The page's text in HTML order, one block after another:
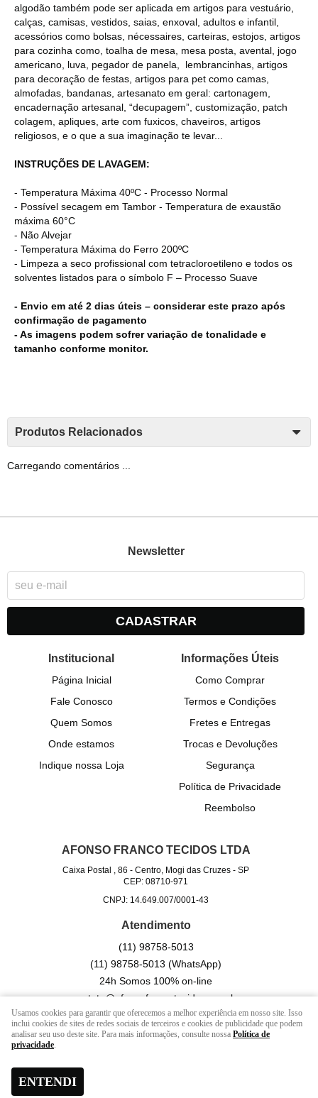
algodão também pode ser aplicada em artigos para vestuário,
calças, camisas, vestidos, saias, enxoval, adultos e infantil,
acessórios como bolsas, nécessaires, carteiras, estojos, artigos
para cozinha como, toalha de mesa, mesa posta, avental, jogo
americano, luva, pegador de panela, lembrancinhas, artigos
para decoração de festas, artigos para pet como camas,
almofadas, bandanas, artesanato em geral: cartonagem,
encadernação artesanal, “decupagem”, customização, patch
colagem, apliques, arte com fuxicos, chaveiros, artigos
religiosos, e o que a sua imaginação te levar...
INSTRUÇÕES DE LAVAGEM:
- Temperatura Máxima 40ºC - Processo Normal
- Possível secagem em Tambor - Temperatura de exaustão
máxima 60°C
- Não Alvejar
- Temperatura Máxima do Ferro 200ºC
- Limpeza a seco profissional com tetracloroetileno e todos os
solventes listados para o símbolo F – Processo Suave
- Envio em até 2 dias úteis – considerar este prazo após
confirmação de pagamento
- As imagens podem sofrer variação de tonalidade e
tamanho conforme monitor.
Produtos Relacionados
Carregando comentários ...
Newsletter
CADASTRAR
Institucional
Página Inicial
Fale Conosco
Quem Somos
Onde estamos
Indique nossa Loja
Informações Úteis
Como Comprar
Termos e Condições
Fretes e Entregas
Trocas e Devoluções
Segurança
Política de Privacidade
Reembolso
AFONSO FRANCO TECIDOS LTDA
Caixa Postal , 86 -Centro, Mogi das Cruzes -SP
CEP: 08710-971
CNPJ: 14.649.007/0001-43
Atendimento
(11) 98758-5013
(11) 98758-5013(WhatsApp)
24h Somos 100% on-line
contato@afonsofrancotecidos.com.br
LOJA VIRTUAL CRIADA POR
Usamos cookies para garantir que oferecemos a melhor experiência em nosso site. Isso
inclui cookies de sites de redes sociais de terceiros e cookies de publicidade que podem
analisar seu uso deste site. Para mais informações, consulte nossa Política de
privacidade.
ENTENDI